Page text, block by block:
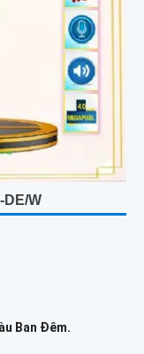
DE/W
Ban Đêm.